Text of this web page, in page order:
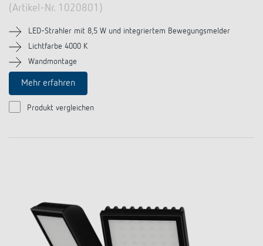
(Artikel-Nr. 1020801)
LED-Strahler mit 8,5 W und integriertem Bewegungsmelder
Lichtfarbe 4000 K
Wandmontage
Mehr erfahren
Produkt vergleichen